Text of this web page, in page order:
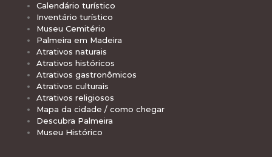
Calendário turístico
Inventário turístico
Museu Cemitério
Palmeira em Madeira
Atrativos naturais
Atrativos históricos
Atrativos gastronômicos
Atrativos culturais
Atrativos religiosos
Mapa da cidade / como chegar
Descubra Palmeira
Museu Histórico